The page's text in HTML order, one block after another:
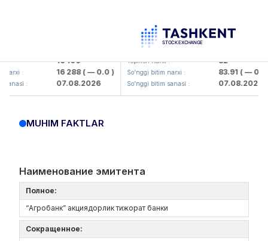
16 100
16 288( — 0.0 )
: 07.08.2026
KFSK (<Kafolat sug'urta
Yopilish narxi : 82
So'nggi bitim narxi : 83.91( — 0.0 )
So'nggi bitim sanasi : 07.08.2026
MUHIM FAKTLAR
Наименование эмитента
Полное:
“Агробанк” акциядорлик тижорат банки
Сокращенное: